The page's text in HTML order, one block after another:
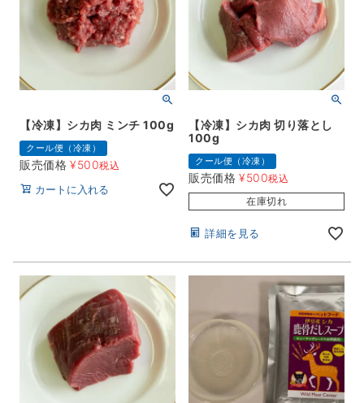
【冷凍】シカ肉 ミンチ 100g
クール便（冷凍）
販売価格 ¥500税込
カートに入れる
【冷凍】シカ肉 切り落とし
100g
クール便（冷凍）
販売価格 ¥500税込
在庫切れ
詳細を見る